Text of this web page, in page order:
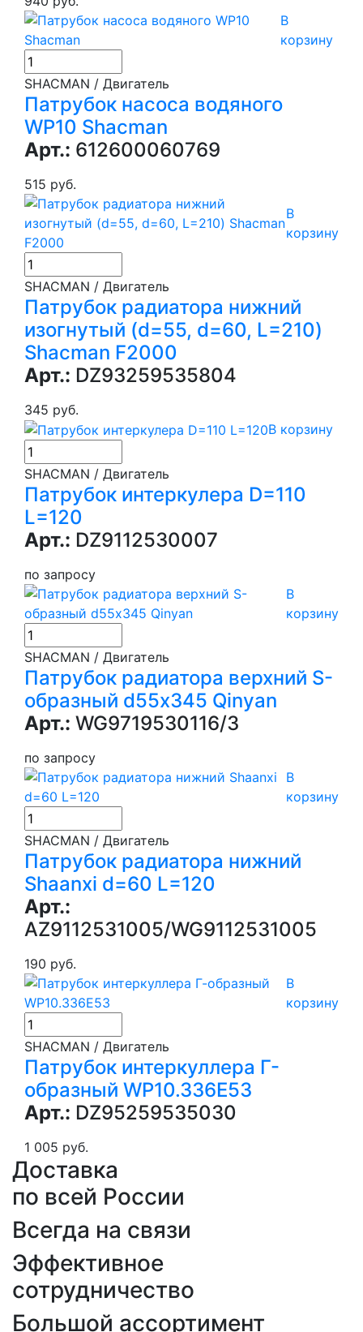
В
корзину
SHACMAN / Двигатель
Патрубок насоса водяного
WP10 Shacman
Арт.: 612600060769
515 руб.
В
корзину
SHACMAN / Двигатель
Патрубок радиатора нижний
изогнутый (d=55, d=60, L=210)
Shacman F2000
Арт.: DZ93259535804
345 руб.
В корзину
SHACMAN / Двигатель
Патрубок интеркулера D=110
L=120
Арт.: DZ9112530007
по запросу
В
корзину
SHACMAN / Двигатель
Патрубок радиатора верхний S-
образный d55х345 Qinyan
Арт.: WG9719530116/3
по запросу
В
корзину
SHACMAN / Двигатель
Патрубок радиатора нижний
Shaanxi d=60 L=120
Арт.:
AZ9112531005/WG9112531005
190 руб.
В
корзину
SHACMAN / Двигатель
Патрубок интеркуллера Г-
образный WP10.336E53
Арт.: DZ95259535030
1 005 руб.
Доставка
по всей России
Всегда на связи
Эффективное
сотрудничество
Большой ассортимент